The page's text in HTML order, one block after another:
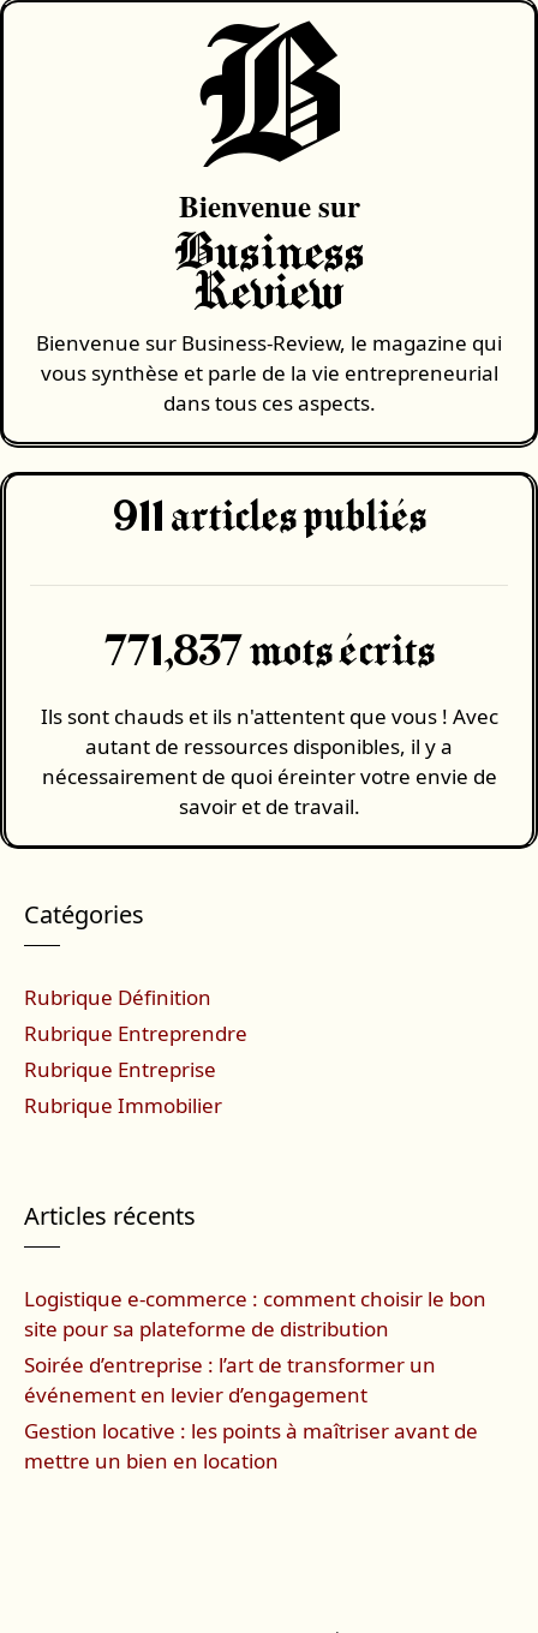
B
Bienvenue sur
Business
Review
Bienvenue sur Business-Review, le magazine qui
vous synthèse et parle de la vie entrepreneurial
dans tous ces aspects.
911 articles publiés
771,837 mots écrits
Ils sont chauds et ils n'attentent que vous ! Avec
autant de ressources disponibles, il y a
nécessairement de quoi éreinter votre envie de
savoir et de travail.
Catégories
Rubrique Définition
Rubrique Entreprendre
Rubrique Entreprise
Rubrique Immobilier
Articles récents
Logistique e-commerce : comment choisir le bon
site pour sa plateforme de distribution
Soirée d’entreprise : l’art de transformer un
événement en levier d’engagement
Gestion locative : les points à maîtriser avant de
mettre un bien en location